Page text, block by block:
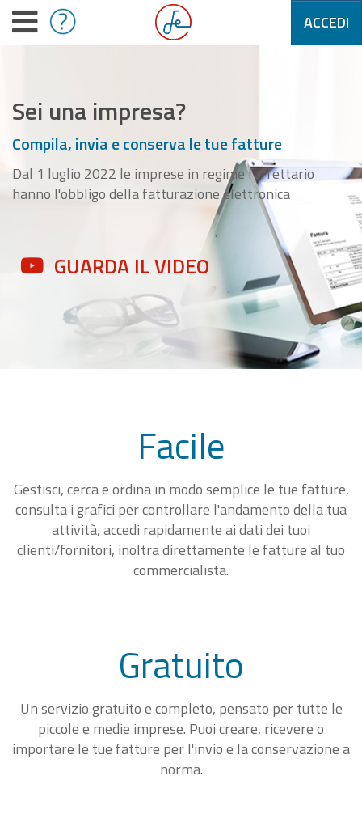
ACCEDI
Sei una impresa?
Compila, invia e conserva le tue fatture
Dal 1 luglio 2022 le imprese in regime forfettario
hanno l'obbligo della fatturazione elettronica
GUARDA IL VIDEO
Facile
Gestisci, cerca e ordina in modo semplice le tue fatture,
consulta i grafici per controllare l'andamento della tua
attività, accedi rapidamente ai dati dei tuoi
clienti/fornitori, inoltra direttamente le fatture al tuo
commercialista.
Gratuito
Un servizio gratuito e completo, pensato per tutte le
piccole e medie imprese. Puoi creare, ricevere o
importare le tue fatture per l'invio e la conservazione a
norma.